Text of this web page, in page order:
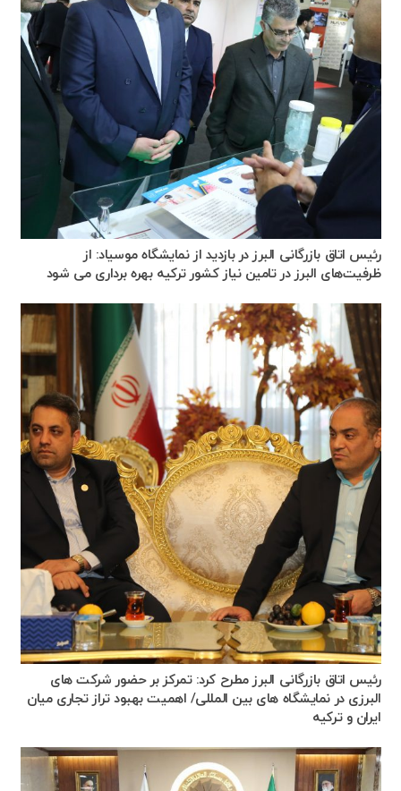
رئیس اتاق بازرگانی البرز در بازدید از نمایشگاه موسیاد: از
ظرفیت‌های البرز در تامین نیاز کشور ترکیه بهره برداری می شود
رئیس اتاق بازرگانی البرز مطرح کرد: تمرکز بر حضور شرکت های
البرزی در نمایشگاه های بین المللی/ اهمیت بهبود تراز تجاری میان
ایران و ترکیه